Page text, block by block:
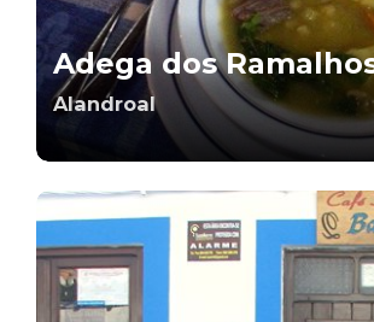
Adega dos
Alandroal